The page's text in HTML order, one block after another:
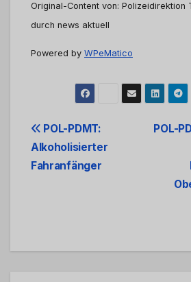
Original-Content von: Polizeidirektion
durch news aktuell
Powered by WPeMatico
Beitrags-
Navigation
POL-
POL-PDMT:
Alkoholisierter
Fahranfänger